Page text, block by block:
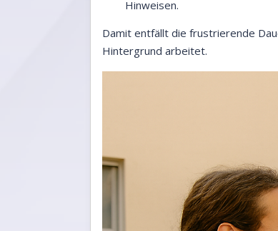
Hinweisen.
Damit entfällt die frustrierende
Hintergrund arbeitet.